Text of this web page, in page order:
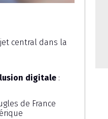
central dans la
digitale :
de France